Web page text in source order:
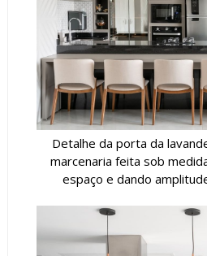
Detalhe da porta da
marcenaria feita sob
espaço e dando